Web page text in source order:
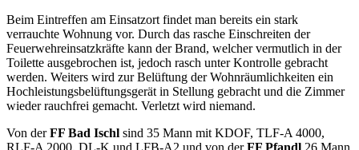
Beim Eintreffen am Einsatzort findet man bereits ein stark
verrauchte Wohnung vor. Durch das rasche Einschreiten der
Feuerwehreinsatzkräfte kann der Brand, welcher vermutlich in der
Toilette ausgebrochen ist, jedoch rasch unter Kontrolle gebracht
werden. Weiters wird zur Belüftung der Wohnräumlichkeiten ein
Hochleistungsbelüftungsgerät in Stellung gebracht und die Zimmer
wieder rauchfrei gemacht. Verletzt wird niemand.
Von derFF Bad Ischl sind 35 Mann mit KDOF, TLF-A 4000,
RLF-A 2000, DL-K und LFB-A2 und von derFF Pfandl 26 Mann